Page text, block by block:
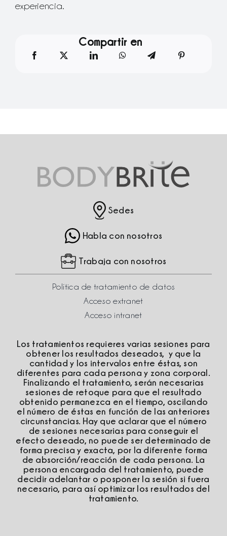
experiencia.
Compartir en
Sedes
Habla con nosotros
Trabaja con nosotros
Política de tratamiento de datos
Acceso extranet
Acceso intranet
Los tratamientos requieres varias sesiones para
obtener los resultados deseados, y que la
cantidad y los intervalos entre éstas, son
diferentes para cada persona y zona corporal.
Finalizando el tratamiento, serán necesarias
sesiones de retoque para que el resultado
obtenido permanezca en el tiempo, oscilando
el número de éstas en función de las anteriores
circunstancias. Hay que aclarar que el número
de sesiones necesarias para conseguir el
efecto deseado, no puede ser determinado de
forma precisa y exacta, por la diferente forma
de absorción/reacción de cada persona. La
persona encargada del tratamiento, puede
decidir adelantar o posponer la sesión si fuera
necesario, para así optimizar los resultados del
tratamiento.